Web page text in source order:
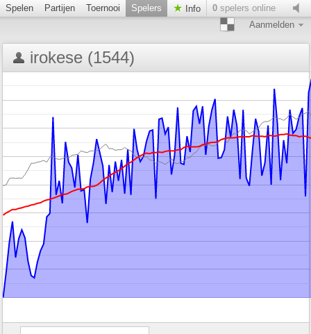
Spelen Partijen Toernooi Spelers Info 0 spelers online
Aanmelden
irokese (1544)